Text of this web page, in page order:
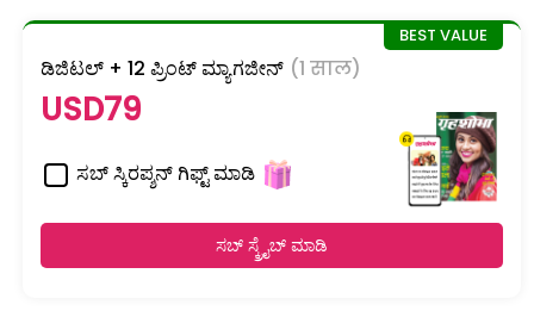
ಡಿಜಿಟಲ್ + 12 ಪ್ರಿಂಟ್ ಮ್ಯಾಗಜೀನ್ (1 साल)
USD79
ಸಬ್ ಸ್ಕಿರಪ್ಶನ್ ಗಿಫ್ಟ್ ಮಾಡಿ
ಸಬ್ ಸ್ಕ್ರೈಬ್ ಮಾಡಿ